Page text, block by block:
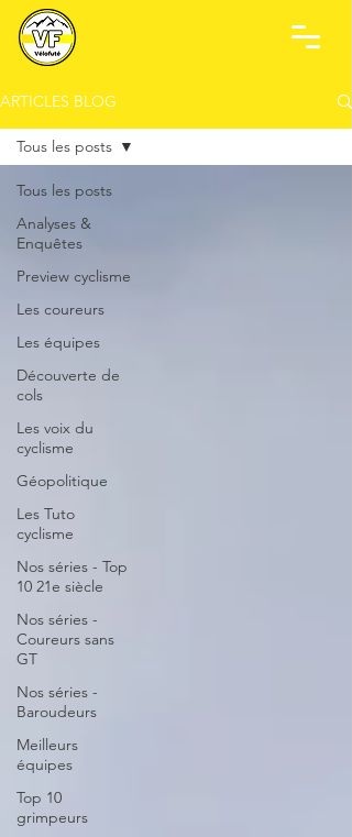
ARTICLES BLOG
Tous les posts
Analyses &
Enquêtes
Preview cyclisme
Les coureurs
Les équipes
Découverte de
cols
Les voix du
cyclisme
Géopolitique
Les Tuto
cyclisme
Nos séries - Top
10 21e siècle
Nos séries -
Coureurs sans
GT
Nos séries -
Baroudeurs
Meilleurs
équipes
Top 10
grimpeurs
Tous les posts